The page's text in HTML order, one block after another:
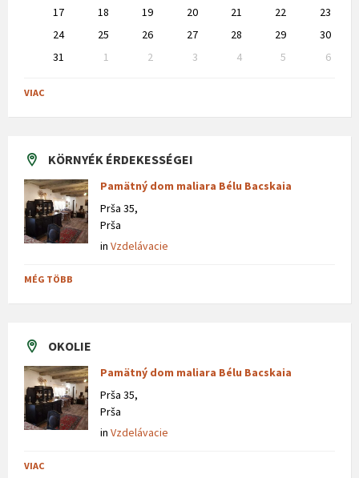
17 18 19 20 21 22
23
24
25 26 27 28 29
30
31
1 2 3 4 5
6
to
calendar
VIAC
KÖRNYÉK ÉRDEKESSÉGEI
Pamätný dom maliara Bélu Bacskaia
Prša 35,
Prša
in Vzdelávacie
MÉG TÖBB
OKOLIE
Pamätný dom maliara Bélu Bacskaia
Prša 35,
Prša
in Vzdelávacie
VIAC